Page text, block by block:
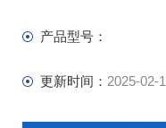
产品型号：
更新时间： 2025-02-